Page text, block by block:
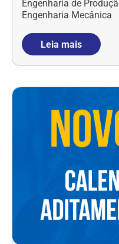
Engenharia de
Engenharia Mecânica
Leia mais